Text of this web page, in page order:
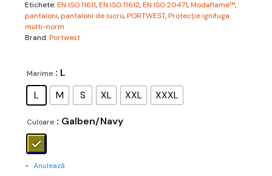
Etichete:EN ISO 11611,EN ISO 11612,EN ISO 20471,Modaflame™,
pantaloni,pantaloni de lucru,PORTWEST,Protecție ignifuga
multi-norm
Brand:Portwest
Marime : L
L
M S XL XXL XXXL
Culoare : Galben/Navy
Anulează